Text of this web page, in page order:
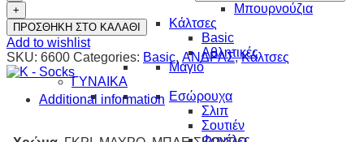
Μπουρνούζια
Κάλτσες
Basic
Αθλητικές
Μαγιό
ΓΥΝΑΙΚΑ
Εσώρουχα
Σλιπ
Σουτιέν
ΠΡΟΣΘΗΚΗ ΣΤΟ ΚΑΛΑΘΙ
Add to wishlist
SKU: 6600 Categories: Basic, ΑΝΔΡΑΣ,Κάλτσες
Additional information